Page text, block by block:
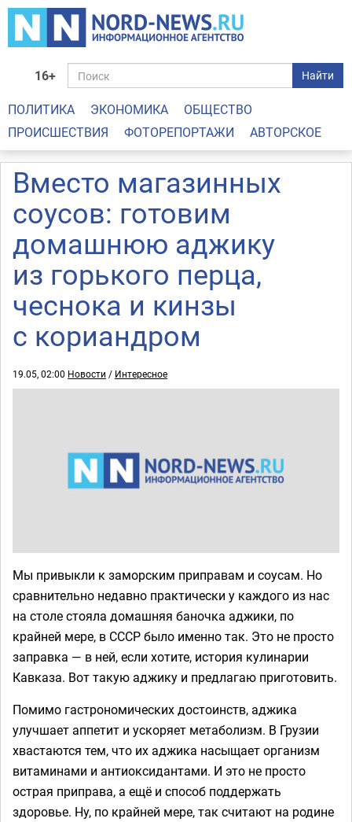
16+ Найти
ПОЛИТИКА ЭКОНОМИКА
ОБЩЕСТВО
ПРОИСШЕСТВИЯ
ФОТОРЕПОРТАЖИ АВТОРСКОЕ
Вместо магазинных
соусов: готовим
домашнюю аджику
из горького перца,
чеснока и кинзы
с кориандром
19.05, 02:00 Новости / Интересное
Мы привыкли к заморским приправам и соусам. Но
сравнительно недавно практически у каждого из нас
на столе стояла домашняя баночка аджики, по
крайней мере, в СССР было именно так. Это не просто
заправка — в ней, если хотите, история кулинарии
Кавказа. Вот такую аджику и предлагаю приготовить.
Помимо гастрономических достоинств, аджика
улучшает аппетит и ускоряет метаболизм. В Грузии
хвастаются тем, что их аджика насыщает организм
витаминами и антиоксидантами. И это не просто
острая приправа, а ещё и способ поддержать
здоровье. Ну, по крайней мере, так считают на родине